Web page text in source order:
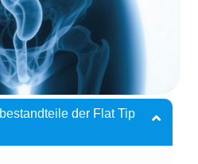
der Flat Tip